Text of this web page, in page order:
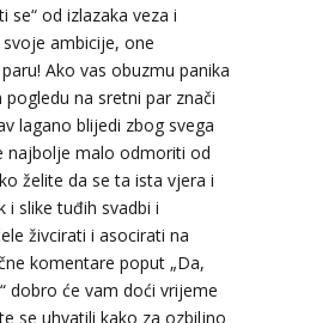
se“ od izlazaka veza i
ambicije, one
Ako vas obuzmu panika
na sretni par znači
lagano blijedi zbog svega
najbolje malo odmoriti od
želite da se ta ista vjera i
i slike tuđih svadbi i
živcirati i asocirati na
komentare poput „Da,
dobro će vam doći vrijeme
se uhvatili kako za ozbiljno